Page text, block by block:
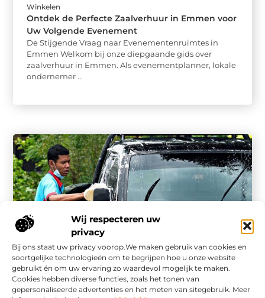
Wij respecteren uw
privacy
Bij ons staat uw privacy voorop.We maken gebruik van cookies en
soortgelijke technologieën om te begrijpen hoe u onze website
gebruikt én om uw ervaring zo waardevol mogelijk te maken.
Cookies hebben diverse functies, zoals het tonen van
gepersonaliseerde advertenties en het meten van sitegebruik. Meer
Winkelen
Ontdek de Perfecte Zaalverhuur in Emmen voor
Uw Volgende Evenement
De Stijgende Vraag naar Evenementenruimtes in
Emmen Welkom bij onze diepgaande gids over
zaalverhuur in Emmen. Als evenementplanner, lokale
ondernemer ...
Winkelen
De Ultieme Gids voor de Beste Wasstraat in
Heerlen
Auto’s zijn niet meer alleen vervoersmiddelen; ze zijn
een verlengstuk van onze identiteit en lifestyle. Net